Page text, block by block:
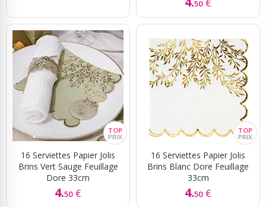
50 €
16 Serviettes Papier Jolis
Brins Vert Sauge Feuillage
Dore 33cm
4.50 €
16 Serviettes Papier Jolis
Brins Blanc Dore Feuillage
33cm
4.50 €